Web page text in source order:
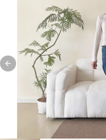
Previous slide